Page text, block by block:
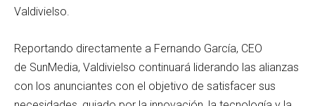
Valdivielso.
Reportando directamente a Fernando García, CEO
de SunMedia, Valdivielso continuará liderando las alianzas
con los anunciantes con el objetivo de satisfacer sus